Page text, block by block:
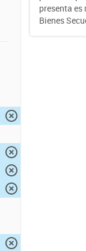
presenta
Bienes